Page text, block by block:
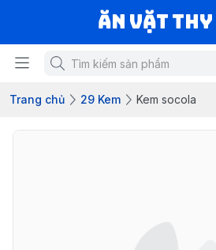
Ăn vặt Thy
Trang chủ 29 Kem Kem socola